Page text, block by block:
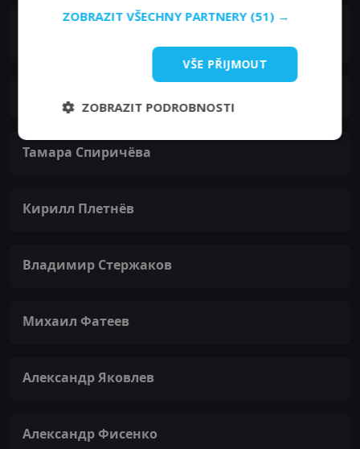
Ярослав Жалнин
Тамара Спиричёва
Кирилл Плетнёв
Владимир Стержаков
Михаил Фатеев
Александр Яковлев
Александр Фисенко
ZOBRAZIT VŠECHNY PARTNERY (51) →
VŠE PŘIJMOUT
ZOBRAZIT PODROBNOSTI